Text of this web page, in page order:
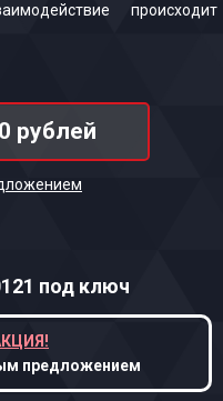
происходит
рублей
под ключ
предложением